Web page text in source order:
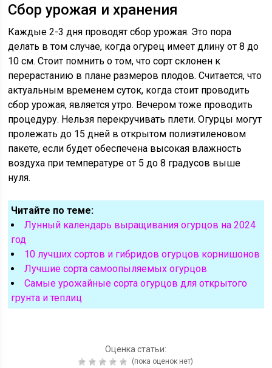
Сбор урожая и хранения
Каждые 2-3 дня проводят сбор урожая. Это пора
делать в том случае, когда огурец имеет длину от 8 до
10 см. Стоит помнить о том, что сорт склонен к
перерастанию в плане размеров плодов. Считается, что
актуальным временем суток, когда стоит проводить
сбор урожая, является утро. Вечером тоже проводить
процедуру. Нельзя перекручивать плети. Огурцы могут
пролежать до 15 дней в открытом полиэтиленовом
пакете, если будет обеспечена высокая влажность
воздуха при температуре от 5 до 8 градусов выше
нуля.
Читайте по теме:
Лунный календарь выращивания огурцов на 2024
год
10 лучших сортов и гибридов огурцов корнишонов
Лучшие сорта самоопыляемых огурцов
Самые урожайные сорта огурцов для открытого
грунта и теплиц
Оценка статьи:
(пока оценок нет)